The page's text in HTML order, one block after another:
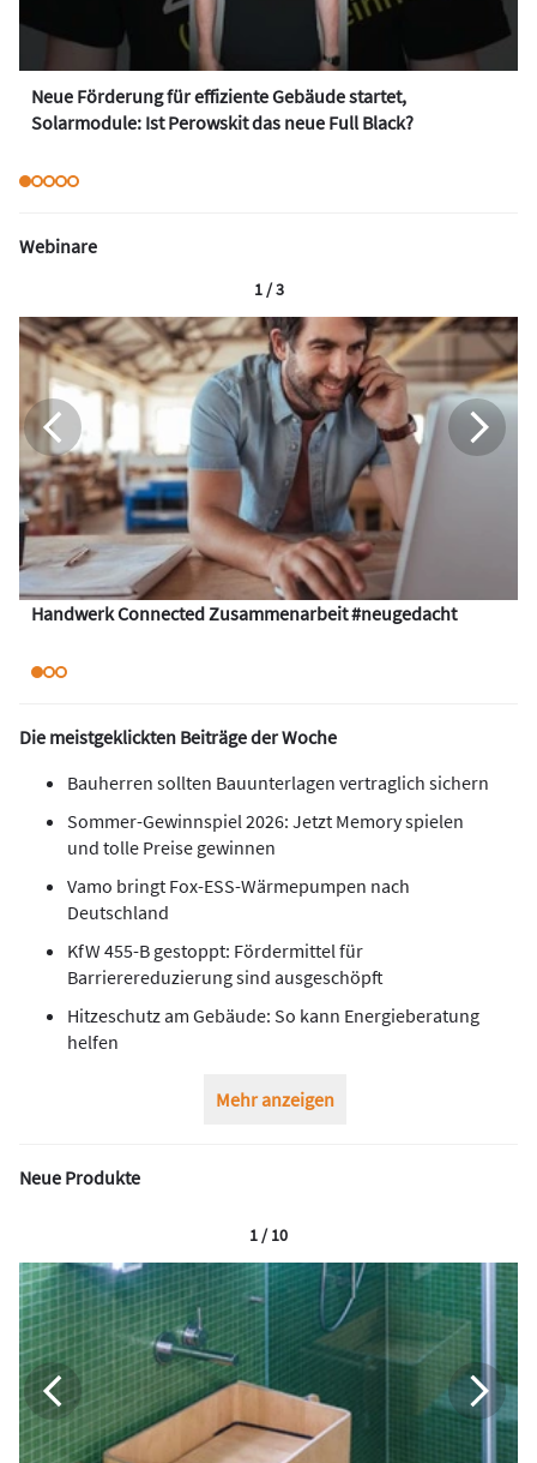
Neue Förderung für effiziente Gebäude startet,
Solarmodule: Ist Perowskit das neue Full Black?
Webinare
Handwerk Connected Zusammenarbeit #neugedacht
1 / 3
Die meistgeklickten Beiträge der Woche
Bauherren sollten Bauunterlagen vertraglich sichern
Sommer-Gewinnspiel 2026: Jetzt Memory spielen
und tolle Preise gewinnen
Vamo bringt Fox-ESS-Wärmepumpen nach
Deutschland
KfW 455-B gestoppt: Fördermittel für
Barrierereduzierung sind ausgeschöpft
Hitzeschutz am Gebäude: So kann Energieberatung
helfen
Mehr anzeigen
Neue Produkte
1 / 10